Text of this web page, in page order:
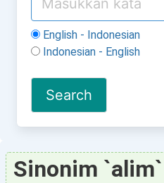
English - Indonesian
Indonesian - English
Sinonim `alim`